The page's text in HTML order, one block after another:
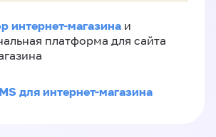
интернет-магазина и
платформа для сайта
для интернет-магазина